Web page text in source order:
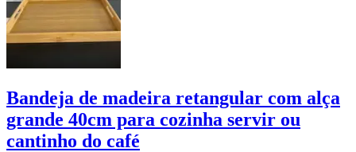
Bandeja de madeira retangular com alça
grande 40cm para cozinha servir ou
cantinho do café